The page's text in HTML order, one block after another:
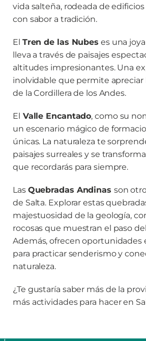
vida salteña, rodeada de
con sabor a tradición.
El Tren de las Nubes es una
lleva a través de paisajes
altitudes impresionantes. Una
inolvidable que permite apreciar
de la Cordillera de los Andes.
El Valle Encantado, como su
un escenario mágico de
únicas. La naturaleza te
paisajes surreales y se
que recordarás para siempre.
LasQuebradas Andinas son
de Salta. Explorar estas
majestuosidad de la geología,
rocosas que muestran el paso
Además, ofrecen oportunidades
para practicar senderismo y
naturaleza.
¿Te gustaría saber más de la
más actividades para hacer en